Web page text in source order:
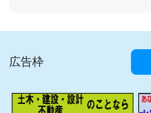
広告枠